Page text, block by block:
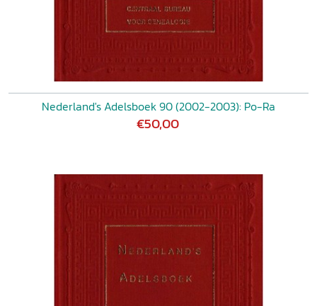
Nederland's Adelsboek 90 (2002-2003): Po-Ra
€50,00